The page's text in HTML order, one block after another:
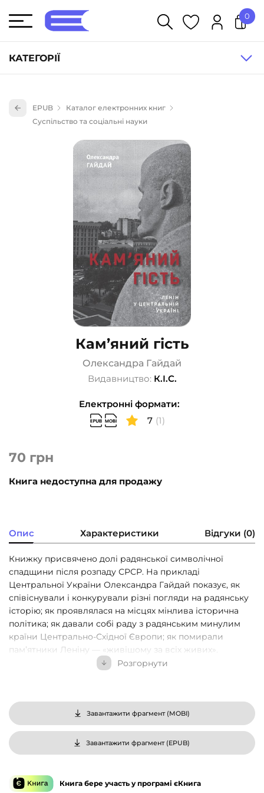
КАТЕГОРІЇ
Книги для дітей (836)
Науково-популярна література (1015)
Навчальна література та посібники (527)
Енциклопедії, довідники, словники (55)
Подарункові сертифікати (1)
0
EPUB
Каталог електронних книг
Суспільство та соціальні науки
Кам’яний гість
Олександра Гайдай
Видавництво: К.І.С.
Електронні формати:
7 (1)
70 грн
Книга недоступна для продажу
Опис Характеристики Відгуки (0)
Книжку присвячено долі радянської символічної
спадщини після розпаду СРСР. На прикладі
Центральної України Олександра Гайдай показує, як
співіснували і конкурували різні погляди на радянську
історію; як проявлялася на місцях мінлива історична
політика; як давали собі раду з радянським минулим
країни Центрально-Східної Європи; як помирали
пам’ятники Леніну — «живішому за всіх живих».
Дослідження, покладене в основу цієї книги,
роботи увагу привернула не так кількість пам’ятників
Леніну (хоча сам по собі факт, що вони незмінно стояли
в кожному з великих населених пунктів центральних
областей, вражає), як ставлення до них населення та
реакцією мешканців була байдужість до пам’ятника, а
його конфліктне значення поруч з офіційними
Розгорнути
Завантажити фрагмент (MOBI)
Завантажити фрагмент (EPUB)
Книга бере участь у програмі єКнига